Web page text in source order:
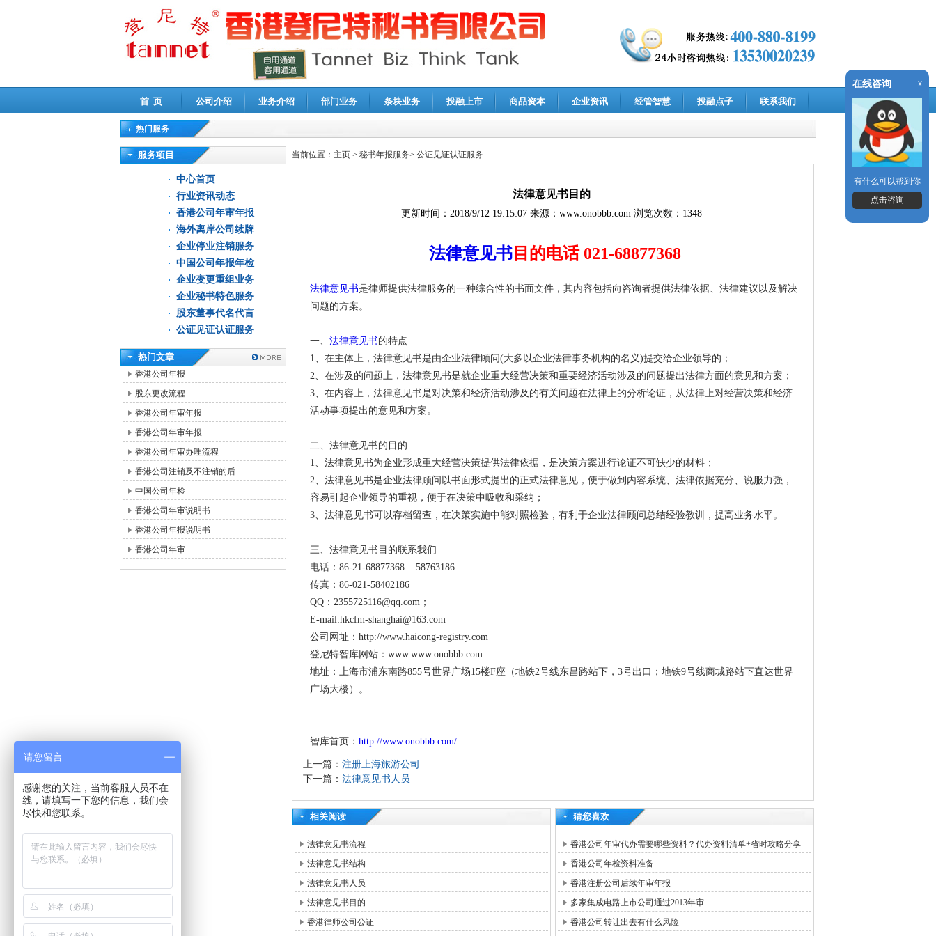
首 页 公司介绍 业务介绍 部门业务 条块业务 投融上市 商品资本 企业资讯 经管智慧 投融点子 联系我们
热门服务
高新技术企业认定审计|企业所得税汇算清缴申报鉴证
服务项目
中心首页
行业资讯动态
香港公司年审年报
海外离岸公司续牌
企业停业注销服务
中国公司年报年检
企业变更重组业务
企业秘书特色服务
股东董事代名代言
公证见证认证服务
热门文章
香港公司年报
股东更改流程
香港公司年审年报
香港公司年审年报
香港公司年审办理流程
香港公司注销及不注销的后…
中国公司年检
香港公司年审说明书
香港公司年报说明书
香港公司年审
当前位置： 主页 > 秘书年报服务> 公证见证认证服务
法律意见书目的
更新时间： 2018/9/12 19:15:07来源： www.onobbb.com浏览次数：1348
法律意见书 目的电话 021-68877368
法律意见书是律师提供法律服务的一种综合性的书面文件，其内容包括向咨询者提供法律依据、法律建议以及解决
问题的方案。
一、 法律意见书的特点
1、在主体上，法律意见书是由企业法律顾问(大多以企业法律事务机构的名义)提交给企业领导的；
2、在涉及的问题上，法律意见书是就企业重大经营决策和重要经济活动涉及的问题提出法律方面的意见和方案；
3、在内容上，法律意见书是对决策和经济活动涉及的有关问题在法律上的分析论证，从法律上对经营决策和经济
活动事项提出的意见和方案。
二、法律意见书的目的
1、法律意见书为企业形成重大经营决策提供法律依据，是决策方案进行论证不可缺少的材料；
2、法律意见书是企业法律顾问以书面形式提出的正式法律意见，便于做到内容系统、法律依据充分、说服力强，
容易引起企业领导的重视，便于在决策中吸收和采纳；
3、法律意见书可以存档留查，在决策实施中能对照检验，有利于企业法律顾问总结经验教训，提高业务水平。
三、法律意见书目的联系我们
电话：86-21-68877368 58763186
传真：86-021-58402186
QQ：2355725116@qq.com；
E-mail:hkcfm-shanghai@163.com
公司网址：http://www.haicong-registry.com
登尼特智库网站：www.www.onobbb.com
地址：上海市浦东南路855号世界广场15楼F座（地铁2号线东昌路站下，3号出口；地铁9号线商城路站下直达世界
广场大楼）。
智库首页： http://www.onobbb.com/
上一篇： 注册上海旅游公司
下一篇： 法律意见书人员
相关阅读
法律意见书流程
法律意见书结构
法律意见书人员
法律意见书目的
香港律师公司公证
猜您喜欢
香港公司年审代办需要哪些资料？代办资料清单+省时攻略分享
香港公司年检资料准备
香港注册公司后续年审年报
多家集成电路上市公司通过2013年审
香港公司转让出去有什么风险
在线咨询 x
有什么可以帮到你
点击咨询
请您留言
感谢您的关注，当前客服人员不在
线，请填写一下您的信息，我们会
尽快和您联系。